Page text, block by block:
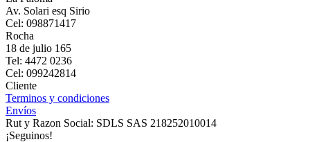
Av. Solari esq Sirio
Cel: 098871417
Rocha
18 de julio 165
Tel: 4472 0236
Cel: 099242814
Cliente
Terminos y condiciones
Envíos
Rut y Razon Social: SDLS SAS 218252010014
¡Seguinos!